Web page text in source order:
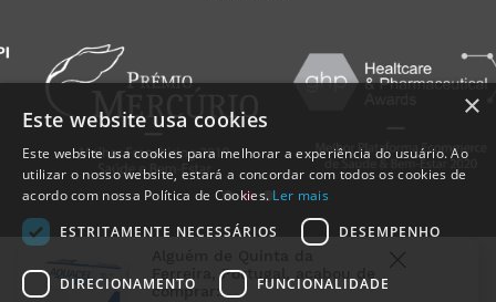
×
Este website usa cookies
Este website usa cookies para melhorar a experiência do usuário. Ao
utilizar o nosso website, estará a concordar com todos os cookies de
acordo com nossa Política de Cookies. Ler mais
ESTRITAMENTE NECESSÁRIOS
DESEMPENHO
DIRECIONAMENTO FUNCIONALIDADE
,Portugal
comprar: